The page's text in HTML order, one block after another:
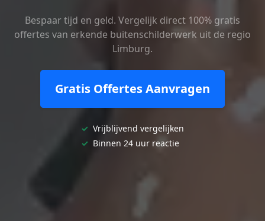
Bespaar tijd en geld. Vergelijk direct 100% gratis
offertes van erkende buitenschilderwerk uit de regio
Limburg.
Gratis Offertes Aanvragen
✓ Vrijblijvend vergelijken
✓ Binnen 24 uur reactie